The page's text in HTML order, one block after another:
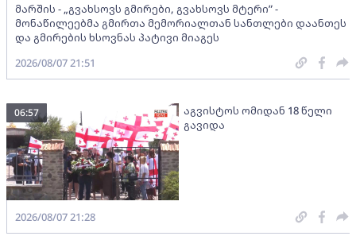
მარშის - „გვახსოვს გმირები, გვახსოვს მტერი” -
მონაწილეებმა გმირთა მემორიალთან სანთლები დაანთეს
და გმირების ხსოვნას პატივი მიაგეს
2026/08/07 21:51
აგვისტოს ომიდან 18 წელი
გავიდა
06:57
2026/08/07 21:28